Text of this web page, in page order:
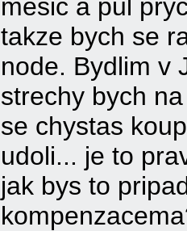
mesic a pul
takze bych se
node. Bydlim v
strechy bych
se chystas
udoli... je to
jak bys to